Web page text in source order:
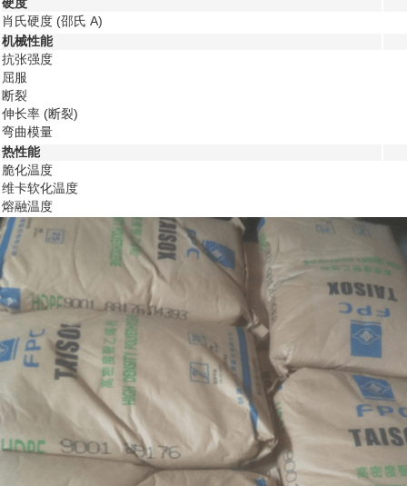
肖氏硬度 (邵氏 A)
机械性能
抗张强度
屈服
断裂
伸长率 (断裂)
弯曲模量
热性能
脆化温度
维卡软化温度
熔融温度